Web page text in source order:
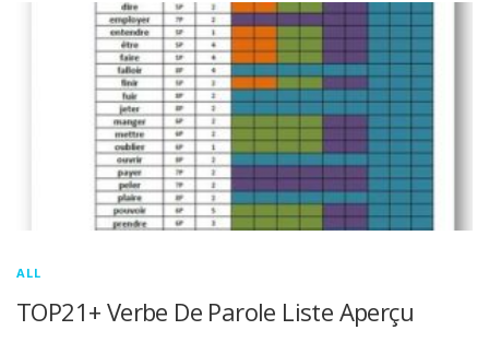
ALL
TOP21+ Verbe De Parole Liste Aperçu